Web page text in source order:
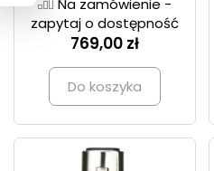
Na zamówienie -
zapytaj o dostępność
769,00 zł
Do koszyka